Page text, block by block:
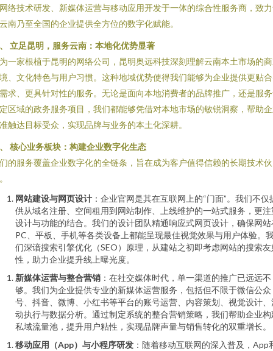
络技术研发、新媒体运营与移动应用开发于一体的综合性服务商，致
南乃至全国的企业提供全方位的数字化赋能。
立足昆明，服务云南：本地化优势显著
一家根植于昆明的网络公司，昆明奥远科技深刻理解云南本土市场的
、文化特色与用户习惯。这种地域优势使得我们能够为企业提供更贴
求、更具针对性的服务。无论是面向本地消费者的品牌推广，还是服
区域的政务服务项目，我们都能够凭借对本地市场的敏锐洞察，帮助
触达目标受众，实现品牌与业务的本土化深耕。
核心业务板块：构建企业数字化生态
的服务覆盖企业数字化的全链条，旨在成为客户值得信赖的长期技术伙
网站建设与网页设计 ：企业官网是其在互联网上的“门面”。我们不仅
供从域名注册、空间租用到网站制作、上线维护的一站式服务，更注
设计与功能的结合。我们的设计团队精通响应式网页设计，确保网站
PC、平板、手机等各类设备上都能呈现最佳视觉效果与用户体验。
们深谙搜索引擎优化（SEO）原理，从建站之初即考虑网站的搜索友
性，助力企业提升线上曝光度。
新媒体运营与整合营销 ：在社交媒体时代，单一渠道的推广已远远不
够。我们为企业提供专业的新媒体运营服务，包括但不限于微信公众
号、抖音、微博、小红书等平台的账号运营、内容策划、视觉设计、
动执行与数据分析。通过制定系统的整合营销策略，我们帮助企业构
私域流量池，提升用户粘性，实现品牌声量与销售转化的双重增长。
移动应用（App）与小程序研发 ：随着移动互联网的深入普及，App